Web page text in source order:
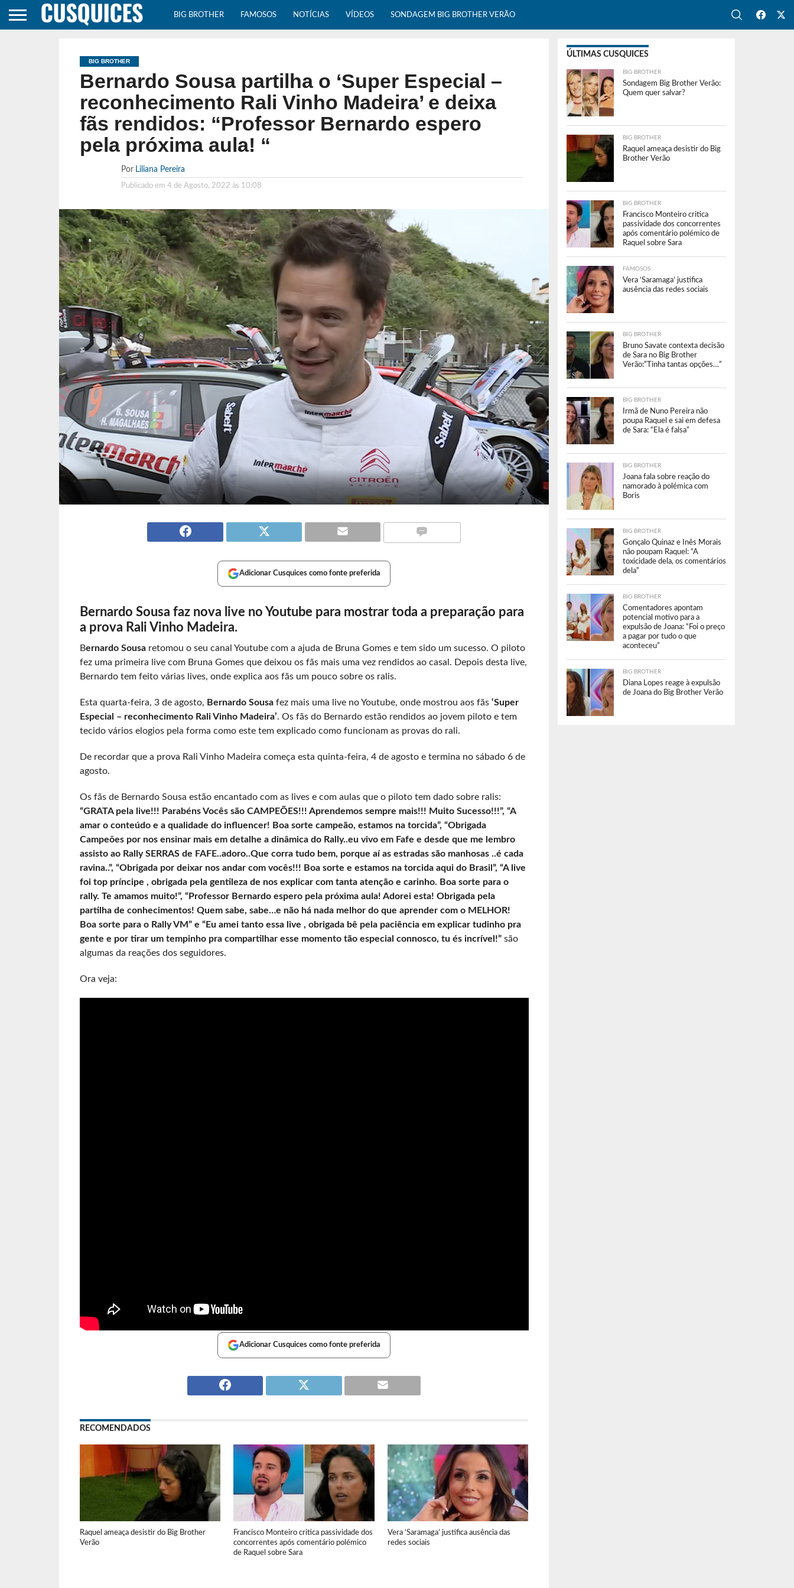
BIG BROTHER FAMOSOS NOTÍCIAS VÍDEOS SONDAGEM BIG BROTHER VERÃO
BIG BROTHER
Bernardo Sousa partilha o ‘Super Especial –
reconhecimento Rali Vinho Madeira’ e deixa
fãs rendidos: “Professor Bernardo espero
pela próxima aula! “
Por Liliana Pereira
Publicado em 4 de Agosto, 2022 às 10:08
Adicionar Cusquices como fonte preferida
Bernardo Sousa faz nova live no Youtube para mostrar toda a preparação para
a prova Rali Vinho Madeira.
Bernardo Sousa retomou o seu canal Youtube com a ajuda de Bruna Gomes e tem sido um sucesso. O piloto
fez uma primeira live com Bruna Gomes que deixou os fãs mais uma vez rendidos ao casal. Depois desta live,
Bernardo tem feito várias lives, onde explica aos fãs um pouco sobre os ralis.
Esta quarta-feira, 3 de agosto, Bernardo Sousa fez mais uma live no Youtube, onde mostrou aos fãs ‘Super
Especial – reconhecimento Rali Vinho Madeira’. Os fãs do Bernardo estão rendidos ao jovem piloto e tem
tecido vários elogios pela forma como este tem explicado como funcionam as provas do rali.
De recordar que a prova Rali Vinho Madeira começa esta quinta-feira, 4 de agosto e termina no sábado 6 de
agosto.
Os fãs de Bernardo Sousa estão encantado com as lives e com aulas que o piloto tem dado sobre ralis:
“GRATA pela live!!! Parabéns Vocês são CAMPEÕES!!! Aprendemos sempre mais!!! Muito Sucesso!!!”, “A
amar o conteúdo e a qualidade do influencer! Boa sorte campeão, estamos na torcida”, “Obrigada
Campeões por nos ensinar mais em detalhe a dinâmica do Rally..eu vivo em Fafe e desde que me lembro
assisto ao Rally SERRAS de FAFE..adoro..Que corra tudo bem, porque aí as estradas são manhosas ..é cada
ravina..”, “Obrigada por deixar nos andar com vocês!!! Boa sorte e estamos na torcida aqui do Brasil”, “A live
foi top príncipe , obrigada pela gentileza de nos explicar com tanta atenção e carinho. Boa sorte para o
rally. Te amamos muito!”, “Professor Bernardo espero pela próxima aula! Adorei esta! Obrigada pela
partilha de conhecimentos! Quem sabe, sabe…e não há nada melhor do que aprender com o MELHOR!
Boa sorte para o Rally VM” e “Eu amei tanto essa live , obrigada bê pela paciência em explicar tudinho pra
gente e por tirar um tempinho pra compartilhar esse momento tão especial connosco, tu és incrível!”são
algumas da reações dos seguidores.
Ora veja:
Adicionar Cusquices como fonte preferida
RECOMENDADOS
Raquel ameaça desistir do Big Brother
Verão
Francisco Monteiro critica passividade dos
concorrentes após comentário polémico
de Raquel sobre Sara
Vera ‘Saramaga’ justifica ausência das
redes sociais
ÚLTIMAS CUSQUICES
BIG BROTHER
Sondagem Big Brother Verão:
Quem quer salvar?
BIG BROTHER
Raquel ameaça desistir do Big
Brother Verão
BIG BROTHER
Francisco Monteiro critica
passividade dos concorrentes
após comentário polémico de
Raquel sobre Sara
FAMOSOS
Vera ‘Saramaga’ justifica
ausência das redes sociais
BIG BROTHER
Bruno Savate contexta decisão
de Sara no Big Brother
Verão:”Tinha tantas opções…”
BIG BROTHER
Irmã de Nuno Pereira não
poupa Raquel e sai em defesa
de Sara: “Ela é falsa”
BIG BROTHER
Joana fala sobre reação do
namorado à polémica com
Boris
BIG BROTHER
Gonçalo Quinaz e Inês Morais
não poupam Raquel: “A
toxicidade dela, os comentários
dela”
BIG BROTHER
Comentadores apontam
potencial motivo para a
expulsão de Joana: “Foi o preço
a pagar por tudo o que
aconteceu”
BIG BROTHER
Diana Lopes reage à expulsão
de Joana do Big Brother Verão